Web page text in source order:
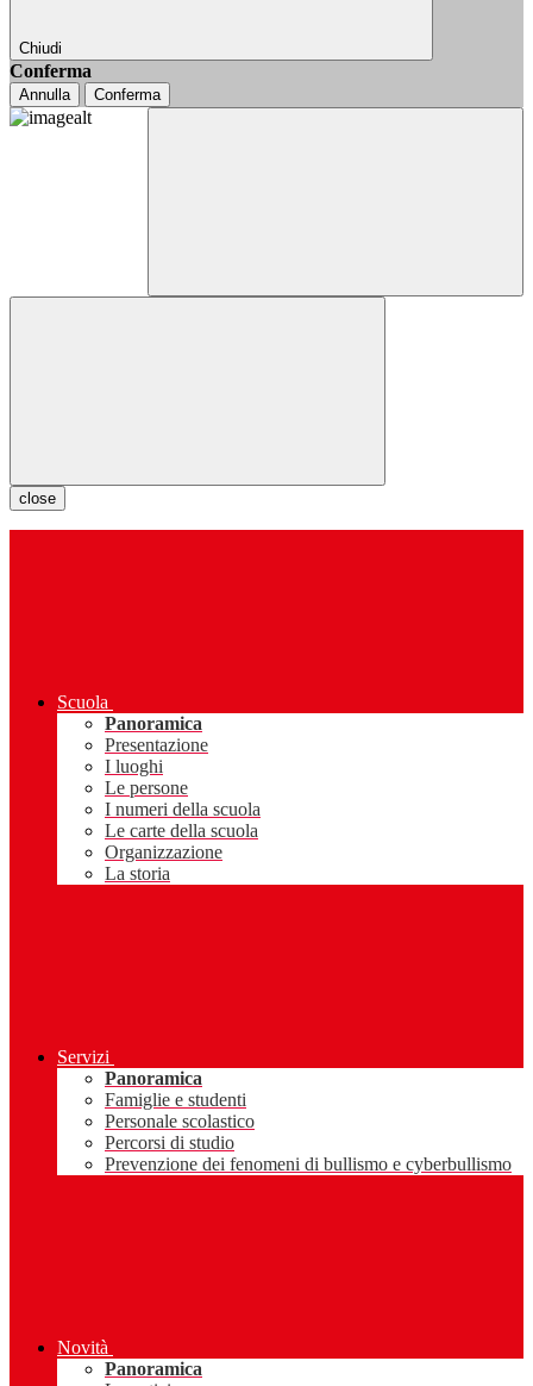
Chiudi
Conferma
Annulla Conferma
close
Scuola
Panoramica
Presentazione
I luoghi
Le persone
I numeri della scuola
Le carte della scuola
Organizzazione
La storia
Servizi
Panoramica
Famiglie e studenti
Personale scolastico
Percorsi di studio
Prevenzione dei fenomeni di bullismo e cyberbullismo
Novità
Panoramica